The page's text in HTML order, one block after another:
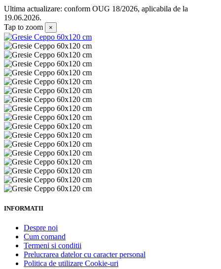
Ultima actualizare: conform OUG 18/2026, aplicabila de la
19.06.2026.
Tap to zoom
×
INFORMATII
Despre noi
Cum comand
Termeni si conditii
Prelucrarea datelor cu caracter personal
Politica de utilizare Cookie-uri